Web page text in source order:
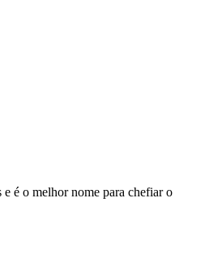
é o melhor nome para chefiar o